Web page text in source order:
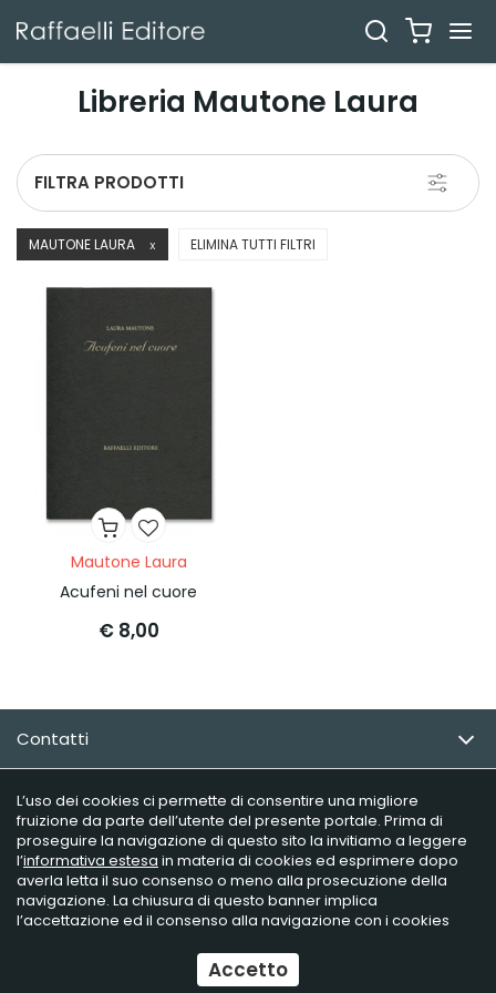
Libreria Mautone Laura
Toggle
FILTRA PRODOTTI
MAUTONE LAURA X ELIMINA TUTTI FILTRI
Mautone Laura
Acufeni nel cuore
€ 8,00
Contatti
Email Newsletter
Info utili
Raffaelli Editore - P.iva 02181230406
Ecommerce by Daisuke
L’uso dei cookies ci permette di consentire una migliore
fruizione da parte dell’utente del presente portale. Prima di
proseguire la navigazione di questo sito la invitiamo a leggere
l’informativa estesa in materia di cookies ed esprimere dopo
averla letta il suo consenso o meno alla prosecuzione della
navigazione. La chiusura di questo banner implica
l’accettazione ed il consenso alla navigazione con i cookies
Accetto